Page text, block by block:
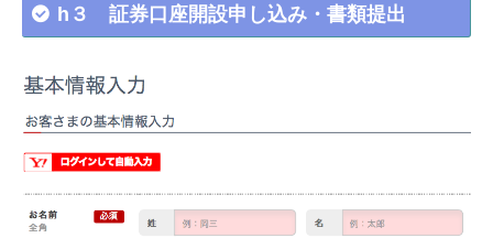
h３ 証券口座開設申し込み・書類提出